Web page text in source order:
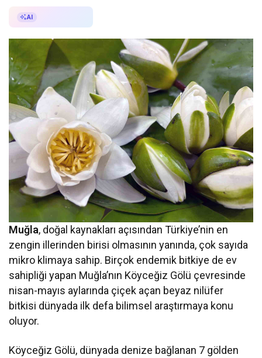
AI
Muğla, doğal kaynakları açısından Türkiye’nin en
zengin illerinden birisi olmasının yanında, çok sayıda
mikro klimaya sahip. Birçok endemik bitkiye de ev
sahipliği yapan Muğla’nın Köyceğiz Gölü çevresinde
nisan-mayıs aylarında çiçek açan beyaz nilüfer
bitkisi dünyada ilk defa bilimsel araştırmaya konu
oluyor.
Köyceğiz Gölü, dünyada denize bağlanan 7 gölden